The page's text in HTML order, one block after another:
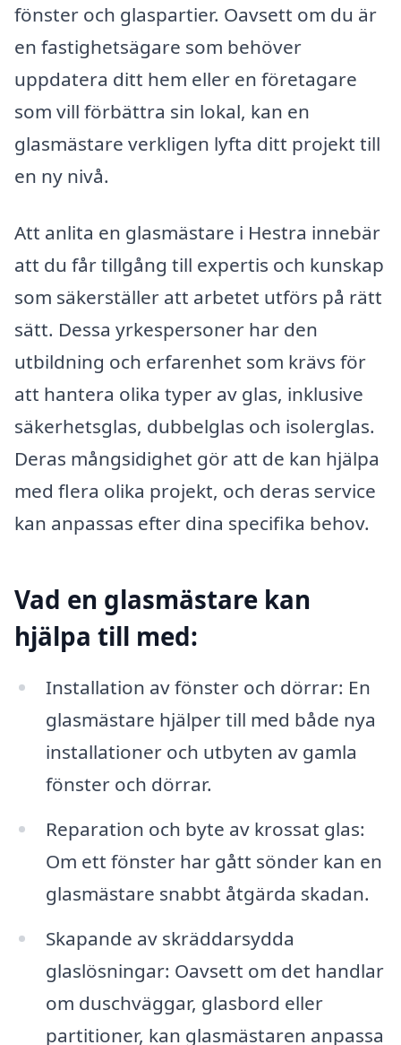
fönster och glaspartier. Oavsett om du är
en fastighetsägare som behöver
uppdatera ditt hem eller en företagare
som vill förbättra sin lokal, kan en
glasmästare verkligen lyfta ditt projekt till
en ny nivå.
Att anlita en glasmästare i Hestra innebär
att du får tillgång till expertis och kunskap
som säkerställer att arbetet utförs på rätt
sätt. Dessa yrkespersoner har den
utbildning och erfarenhet som krävs för
att hantera olika typer av glas, inklusive
säkerhetsglas, dubbelglas och isolerglas.
Deras mångsidighet gör att de kan hjälpa
med flera olika projekt, och deras service
kan anpassas efter dina specifika behov.
Vad en glasmästare kan
hjälpa till med:
Installation av fönster och dörrar: En
glasmästare hjälper till med både nya
installationer och utbyten av gamla
fönster och dörrar.
Reparation och byte av krossat glas:
Om ett fönster har gått sönder kan en
glasmästare snabbt åtgärda skadan.
Skapande av skräddarsydda
glaslösningar: Oavsett om det handlar
om duschväggar, glasbord eller
partitioner, kan glasmästaren anpassa